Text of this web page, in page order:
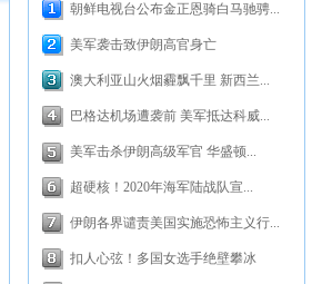
朝鲜电视台公布金正恩骑白马驰骋...
美军袭击致伊朗高官身亡
澳大利亚山火烟霾飘千里 新西兰...
巴格达机场遭袭前 美军抵达科威...
美军击杀伊朗高级军官 华盛顿...
超硬核！2020年海军陆战队宣...
伊朗各界谴责美国实施恐怖主义行...
扣人心弦！多国女选手绝壁攀冰